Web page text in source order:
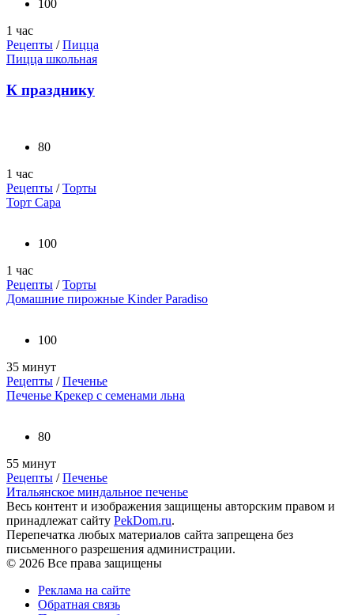
100
1 час
Рецепты /Пицца
Пицца школьная
К празднику
80
1 час
Рецепты /Торты
Торт Сара
100
1 час
Рецепты /Торты
Домашние пирожные Kinder Paradiso
100
35 минут
Рецепты /Печенье
Печенье Крекер с семенами льна
80
55 минут
Рецепты /Печенье
Итальянское миндальное печенье
Весь контент и изображения защищены авторским правом и
принадлежат сайту PekDom.ru.
Перепечатка любых материалов сайта запрещена без
письменного разрешения администрации.
© 2026 Все права защищены
Реклама на сайте
Обратная связь